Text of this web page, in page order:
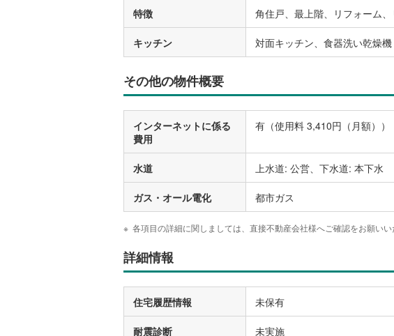
特徴 角住戸、最上階、リフォーム
キッチン 対面キッチン、食器洗い乾燥機
その他の物件概要
インターネットに係る
費用
有（使用料 3,410円（月額））
水道 上水道: 公営、下水道: 本下水
ガス・オール電化 都市ガス
各項目の詳細に関しましては、直接不動産会社様へご確認をお願いい
詳細情報
住宅履歴情報 未保有
耐震診断 未実施